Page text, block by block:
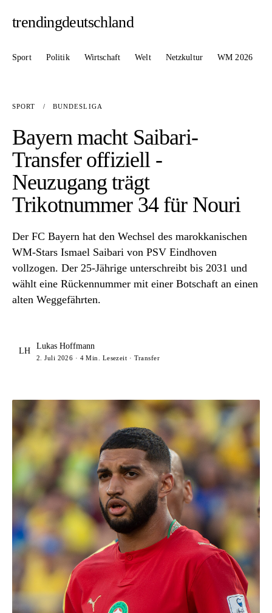
trendingdeutschland
Sport Politik Wirtschaft Welt Netzkultur WM 2026
SPORT / BUNDESLIGA
Bayern macht Saibari-
Transfer offiziell -
Neuzugang trägt
Trikotnummer 34 für Nouri
Der FC Bayern hat den Wechsel des marokkanischen
WM-Stars Ismael Saibari von PSV Eindhoven
vollzogen. Der 25-Jährige unterschreibt bis 2031 und
wählt eine Rückennummer mit einer Botschaft an einen
alten Weggefährten.
LH
Lukas Hoffmann
2. Juli 2026 · 4 Min. Lesezeit · Transfer